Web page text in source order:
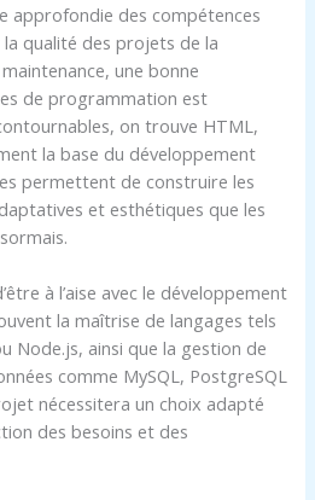
approfondie des compétences
qualité des projets de la
une bonne
de programmation est
on trouve HTML,
la base du développement
permettent de construire les
et esthétiques que les
à l’aise avec le développement
la maîtrise de langages tels
Node.js, ainsi que la gestion de
comme MySQL, PostgreSQL
nécessitera un choix adapté
des besoins et des